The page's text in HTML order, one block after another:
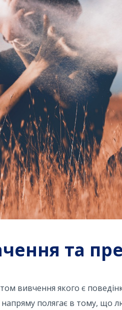
та
вивчення якого є
полягає в тому, що